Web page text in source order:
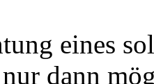
eines
dann